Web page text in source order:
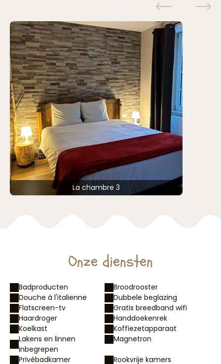
La chambre 3
Onze diensten
Badproducten
Broodrooster
Douche à l'italienne
Dubbele beglazing
Flatscreen-tv
Gratis breedband wifi
Haardroger
Handdoekenrek
Koelkast
Koffiezetapparaat
Lakens en linnen
inbegrepen
Magnetron
Privébadkamer Rookvrije kamers